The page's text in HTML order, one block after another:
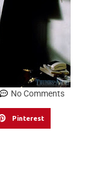
No Comments
Pinterest